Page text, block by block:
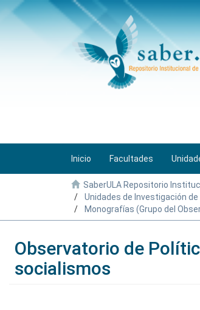
Inicio Facultades
SaberULA Repositorio
Unidades de Investigación
Monografías (Grupo del
Observatorio de
socialismos